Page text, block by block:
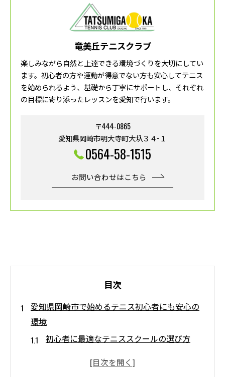
竜美丘テニスクラブ
楽しみながら自然と上達できる環境づくりを大切にしてい
ます。初心者の方や運動が得意でない方も安心してテニス
を始められるよう、基礎から丁寧にサポートし、それぞれ
の目標に寄り添ったレッスンを愛知で行います。
〒444-0865
愛知県岡崎市明大寺町大圦３４−１
0564-58-1515
お問い合わせはこちら
目次
愛知県岡崎市で始めるテニス初心者にも安心の
環境
初心者に最適なテニススクールの選び方
岡崎市のテニスコートの特徴と魅力